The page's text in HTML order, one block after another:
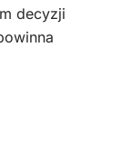
decyzji